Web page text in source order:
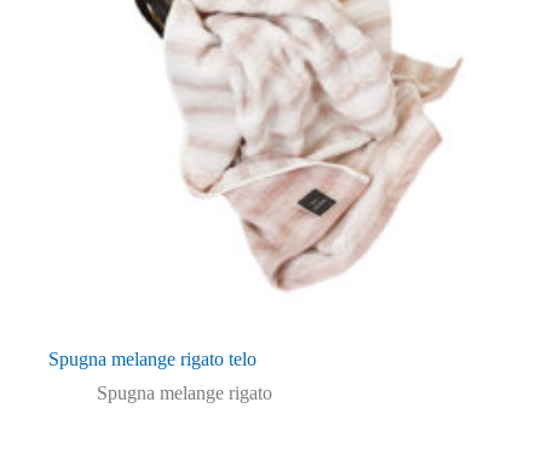
Spugna melange rigato telo
Spugna melange rigato